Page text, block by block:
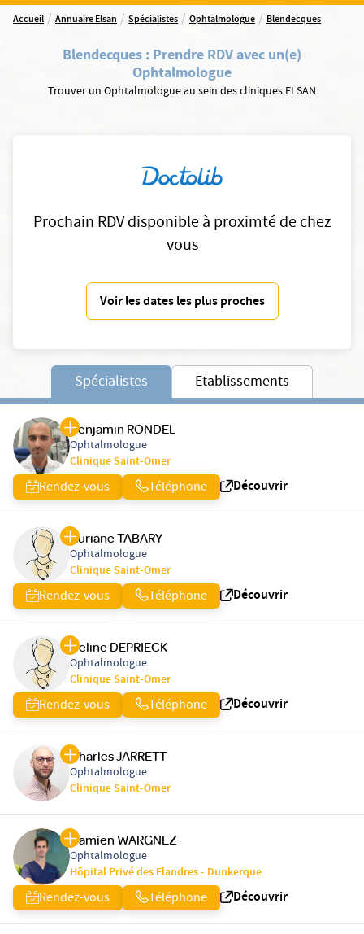
Accueil / Annuaire Elsan / Spécialistes / Ophtalmologue / Blendecques
Blendecques : Prendre RDV avec un(e)
Ophtalmologue
Trouver un Ophtalmologue au sein des cliniques ELSAN
Prochain RDV disponible à proximté de chez
vous
Voir les dates les plus proches
Spécialistes Etablissements
Benjamin RONDEL
Ophtalmologue
Clinique Saint-Omer
Rendez-vous Téléphone Découvrir
Auriane TABARY
Ophtalmologue
Clinique Saint-Omer
Rendez-vous Téléphone Découvrir
Celine DEPRIECK
Ophtalmologue
Clinique Saint-Omer
Rendez-vous Téléphone Découvrir
Charles JARRETT
Ophtalmologue
Clinique Saint-Omer
Damien WARGNEZ
Ophtalmologue
Hôpital Privé des Flandres - Dunkerque
Rendez-vous Téléphone Découvrir